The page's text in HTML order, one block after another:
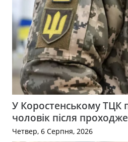
У Коростенському ТЦК
чоловік після
Четвер, 6 Серпня, 2026